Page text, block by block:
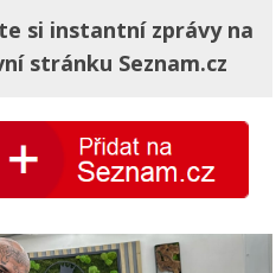
si instantní zprávy na
stránku Seznam.cz